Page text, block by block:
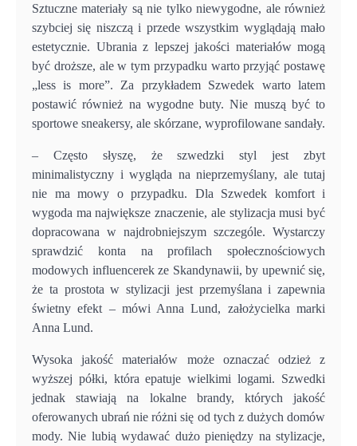
Sztuczne materiały są nie tylko niewygodne, ale również
szybciej się niszczą i przede wszystkim wyglądają mało
estetycznie. Ubrania z lepszej jakości materiałów mogą
być droższe, ale w tym przypadku warto przyjąć postawę
„less is more”. Za przykładem Szwedek warto latem
postawić również na wygodne buty. Nie muszą być to
sportowe sneakersy, ale skórzane, wyprofilowane sandały.
– Często słyszę, że szwedzki styl jest zbyt
minimalistyczny i wygląda na nieprzemyślany, ale tutaj
nie ma mowy o przypadku. Dla Szwedek komfort i
wygoda ma największe znaczenie, ale stylizacja musi być
dopracowana w najdrobniejszym szczególe. Wystarczy
sprawdzić konta na profilach społecznościowych
modowych influencerek ze Skandynawii, by upewnić się,
że ta prostota w stylizacji jest przemyślana i zapewnia
świetny efekt – mówi Anna Lund, założycielka marki
Anna Lund.
Wysoka jakość materiałów może oznaczać odzież z
wyższej półki, która epatuje wielkimi logami. Szwedki
jednak stawiają na lokalne brandy, których jakość
oferowanych ubrań nie różni się od tych z dużych domów
mody. Nie lubią wydawać dużo pieniędzy na stylizacje,